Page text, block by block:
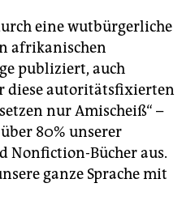
eine wutbürgerliche
afrikanischen
publiziert, auch
diese autoritätsfixierten
nur Amischeiß“ –
80% unserer
Nonfiction-Bücher aus.
ganze Sprache mit